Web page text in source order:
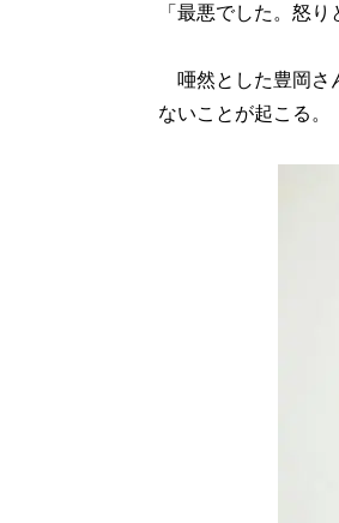
「最悪でした。怒
唖然とした豊岡さ
ないことが起こる。